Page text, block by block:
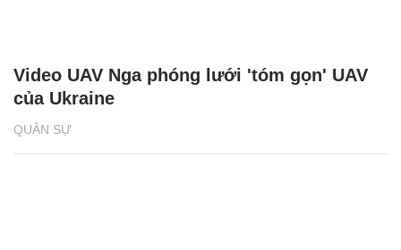
QUÂN SỰ
Video UAV Nga phóng lưới 'tóm gọn' UAV
của Ukraine